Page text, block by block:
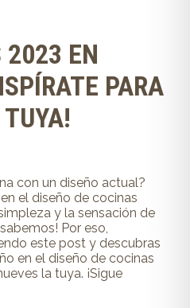
2023 EN
PARA
con un diseño actual?
el diseño de cocinas
y la sensación de
Por eso,
este post y descubras
en el diseño de cocinas
la tuya. ¡Sigue